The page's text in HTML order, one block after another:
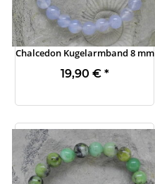
Chalcedon Kugelarmband 8 mm
19,90 € *